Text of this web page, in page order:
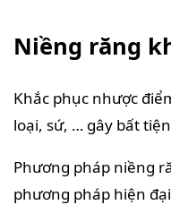
Niềng răng
Khắc phục nhược
loại, sứ, … gây bất
Phương pháp niềng
phương pháp hiện